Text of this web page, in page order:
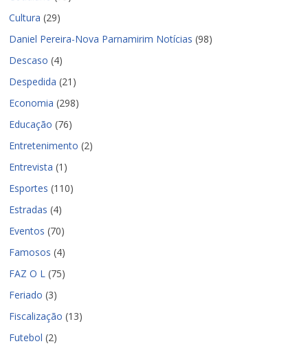
Cultura (29)
Daniel Pereira-Nova Parnamirim Notícias (98)
Descaso (4)
Despedida (21)
Economia (298)
Educação (76)
Entretenimento (2)
Entrevista (1)
Esportes (110)
Estradas (4)
Eventos (70)
Famosos (4)
FAZ O L (75)
Feriado (3)
Fiscalização (13)
Futebol (2)